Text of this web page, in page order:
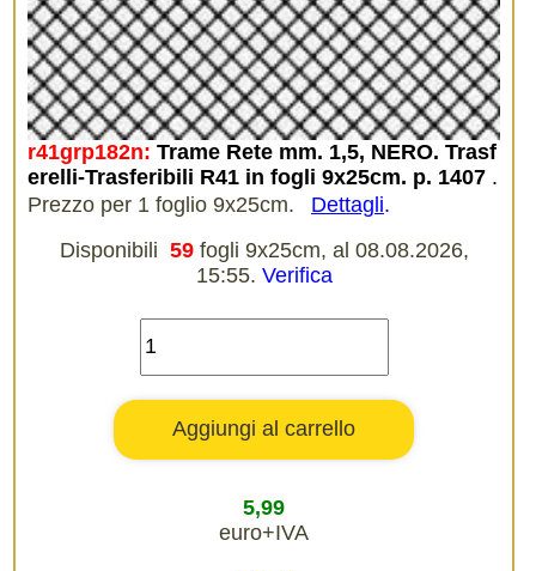
r41grp182n: Trame Rete mm. 1,5, NERO. Trasf
erelli-Trasferibili R41 in fogli 9x25cm. p. 1407 .
Prezzo per 1 foglio 9x25cm.
Dettagli.
Disponibili 59 fogli 9x25cm, al 08.08.2026,
15:55. Verifica
5,99
euro+IVA